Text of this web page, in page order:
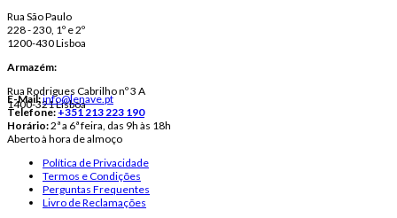
Rua São Paulo
228 - 230, 1º e 2º
1200-430 Lisboa
Armazém:
Rua Rodrigues Cabrilho nº 3 A
1400-321 Lisboa
E-Mail:info@lenave.pt
Telefone:+351 213 223 190
Horário:2ª a 6ª feira, das 9h às 18h
Aberto à hora de almoço
Política de Privacidade
Termos e Condições
Perguntas Frequentes
Livro de Reclamações